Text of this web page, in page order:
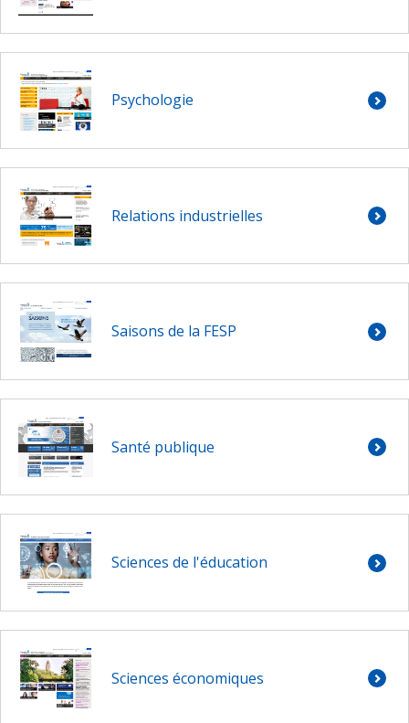
Psychologie
Relations industrielles
Saisons de la FESP
Santé publique
Sciences de l'éducation
Sciences économiques